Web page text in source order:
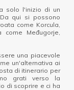
solo l'inizio di un
qui si possono
come Korcula,
Međugorje,
una piacevole
un'alternativa ai
di itinerario per
grati verso la
di scoprire e ci ha